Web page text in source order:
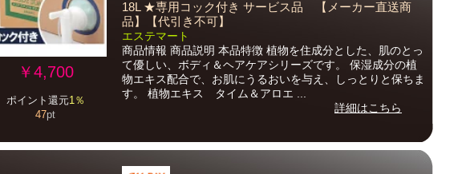
￥4,700
ポイント還元1％
47pt
18L ★専用コック付き サービス品 【メーカー直送商
品】【代引き不可】
エステマート
商品情報 商品説明 本品特徴 植物を住成分とした、肌のとっ
て優しい、ボディ＆ヘアケアシリーズです。 保湿成分の植
物エキス配合で、お肌にうるおいを与え、しっとりと保ちま
す。 植物エキス タイム＆アロエ ...
詳細はこちら